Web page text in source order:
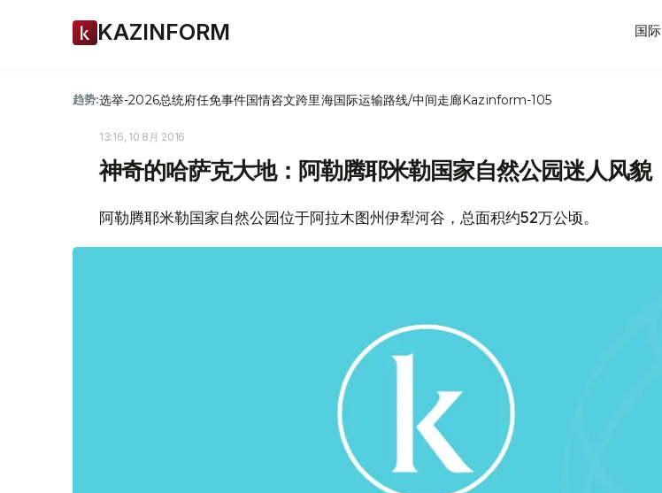
KAZINFORM 国际
趋势:选举-2026总统府任免事件国情咨文跨里海国际运输路线/中间走廊Kazinform-105
13:16, 10 8月 2016
神奇的哈萨克大地：阿勒腾耶米勒国家自然公园迷人风貌
阿勒腾耶米勒国家自然公园位于阿拉木图州伊犁河谷，总面积约52万公顷。